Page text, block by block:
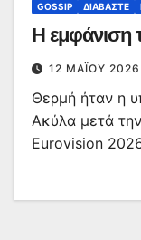
GOSSIP ΔΙΑΒΆΣΤΕ
Η
12 ΜΑΪ́ΟΥ 2026
Θερμή ήταν η
Ακύλα μετά
Eurovision